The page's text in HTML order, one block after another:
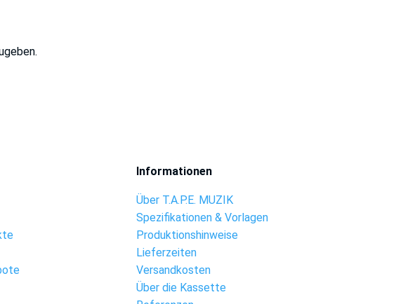
Informationen
Über T.A.P.E. MUZIK
Spezifikationen & Vorlagen
Produktionshinweise
Lieferzeiten
Versandkosten
Über die Kassette